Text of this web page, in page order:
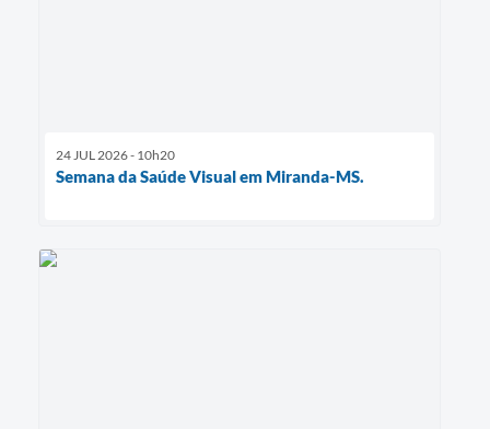
24 JUL 2026 - 10h20
Semana da Saúde Visual em Miranda-MS.